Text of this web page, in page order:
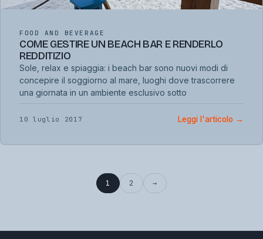
FOOD AND BEVERAGE
COME GESTIRE UN BEACH BAR E RENDERLO
REDDITIZIO
Sole, relax e spiaggia: i beach bar sono nuovi modi di
concepire il soggiorno al mare, luoghi dove trascorrere
una giornata in un ambiente esclusivo sotto
10 luglio 2017 Leggi l'articolo →
1 2 →